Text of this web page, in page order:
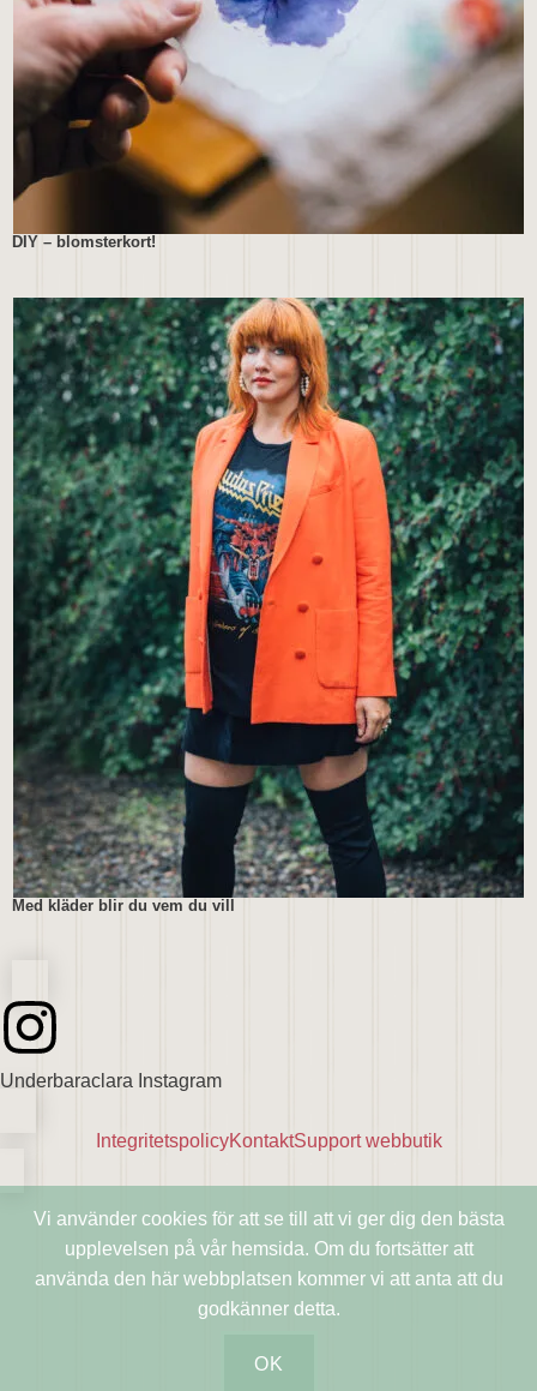
DIY – blomsterkort!
Med kläder blir du vem du vill
Underbaraclara Instagram
IntegritetspolicyKontaktSupport webbutik
Vi använder cookies för att se till att vi ger dig den bästa
upplevelsen på vår hemsida. Om du fortsätter att
använda den här webbplatsen kommer vi att anta att du
godkänner detta.
OK